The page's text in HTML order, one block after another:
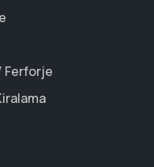
Ferforje